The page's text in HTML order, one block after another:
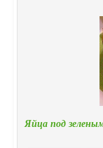
Яйца под